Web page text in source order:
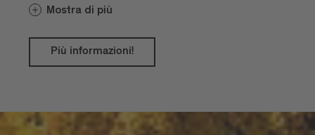
Mostra di più
Più informazioni!